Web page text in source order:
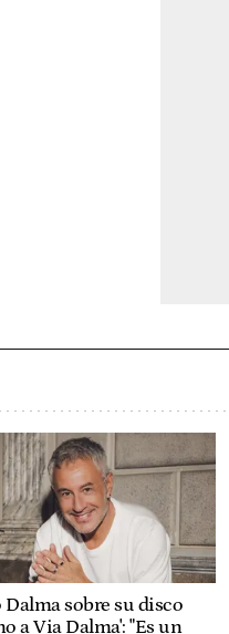
Dalma sobre su disco
a Via Dalma': "Es un